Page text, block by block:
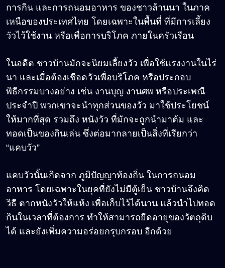
การกิน และการถนอมอาหาร ของชาวล้านนา ในภาค
เหนือของประเทศไทย โดยเฉพาะในพื้นที่ ที่มีการเลี้ยง
วัวไว้ใช้งาน หรือเพื่อการบริโภค ภายในครัวเรือน
ในอดีต ชาวบ้านมักจะนิยมเลี้ยงวัว เพื่อใช้แรงงานในไร่
นา และเมื่อต้องเชือดวัวเพื่อบริโภค หรือประกอบ
พิธีกรรมบางอย่าง เช่น งานบุญ งานศพ หรือประเพณี
ประจำปี พวกเขาจะนำทุกส่วนของวัว มาใช้ประโยชน์
ให้มากที่สุด รวมถึง หนังวัว ที่มักจะถูกนำมาต้ม และ
ทอดเป็นของกินเล่น ซึ่งต่อมากลายเป็นสิ่งที่เรียกว่า
“แคบวัว”
แคบวัวนั้นเกิดจาก ภูมิปัญญาท้องถิ่น ในการถนอม
อาหาร โดยเฉพาะในยุคที่ยังไม่มีตู้เย็น ชาวบ้านจึงคิด
วิธี ตากหนังวัวให้แห้ง เพื่อเก็บไว้ได้นาน แล้วนำไปทอด
กินในเวลาที่ต้องการ ทำให้สามารถยืดอายุของวัตถุดิบ
ได้ และยังเพิ่มความอร่อยกรุบกรอบ อีกด้วย